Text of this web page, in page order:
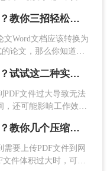
，支持批量处理，
，可能占用一定的
软件。
pdf过大上传不了怎么压缩变小？教你三招轻松压缩pdf文档！
Word文档应该转换为
论文，那么你知道如
讲pdf压缩的方法。pdf过大上传不了怎么压缩变小？试试这二种实用方法！
PDF文件过大导致无法
，还可能影响工作效
解决这一问题。
pdf过大上传不了怎么压缩变小？教你几个压缩方法！
要上传PDF文件到网
件体积过大时，可能